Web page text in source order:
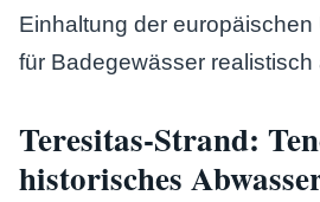
Einhaltung der
für Badegewässer realistisch
Teresitas-Strand:
historisches